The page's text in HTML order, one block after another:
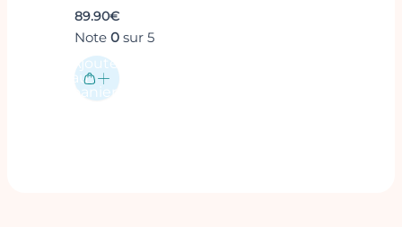
89.90€
Note0 sur 5
Ajouter
au
panier